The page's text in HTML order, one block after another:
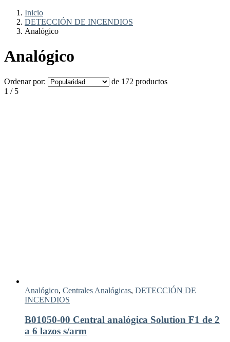
Inicio
DETECCIÓN DE INCENDIOS
Analógico
Analógico
Ordenar por:
de 172 productos
1 / 5
Analógico, Centrales Analógicas, DETECCIÓN DE
INCENDIOS
B01050-00 Central analógica Solution F1 de 2
a 6 lazos s/arm